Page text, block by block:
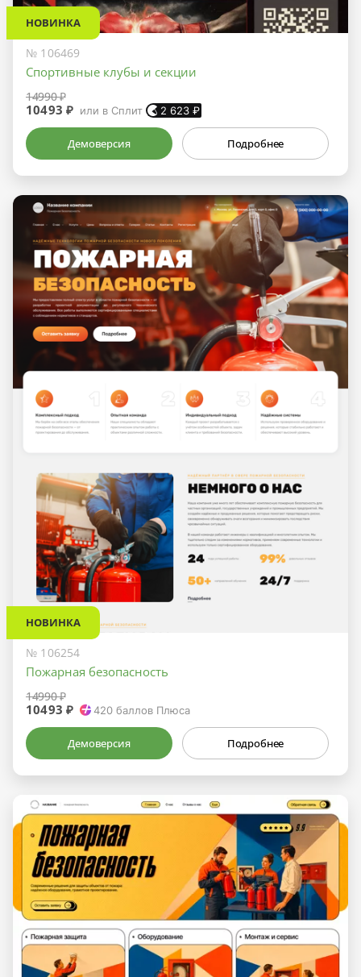
НОВИНКА
№ 106469
Спортивные клубы и секции
14990 ₽
10493 ₽ или в Сплит 2 623 ₽
Демоверсия Подробнее
НОВИНКА
№ 106254
Пожарная безопасность
14990 ₽
10493 ₽ 420 баллов Плюса
Демоверсия Подробнее